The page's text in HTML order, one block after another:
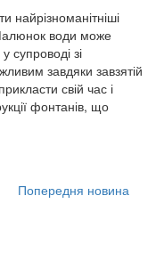
води може
супроводі зі
завдяки завзятій
свій час і
фонтанів, що
Попередня новина